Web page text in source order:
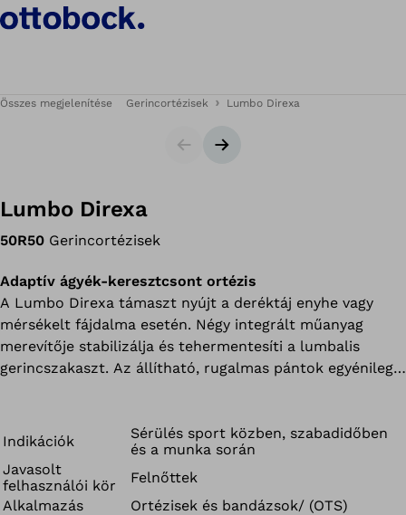
Összes megjelenítése Gerincortézisek Lumbo Direxa
CsúszkaKövetkező dia
Lumbo Direxa
50R50 Gerincortézisek
Adaptív ágyék-keresztcsont ortézis
A Lumbo Direxa támaszt nyújt a deréktáj enyhe vagy
mérsékelt fájdalma esetén. Négy integrált műanyag
merevítője stabilizálja és tehermentesíti a lumbalis
gerincszakaszt. Az állítható, rugalmas pántok egyénileg
Indikációk
Sérülés sport közben, szabadidőben
és a munka során
Javasolt
felhasználói kör
Felnőttek
Alkalmazás
Ortézisek és bandázsok/ (OTS)